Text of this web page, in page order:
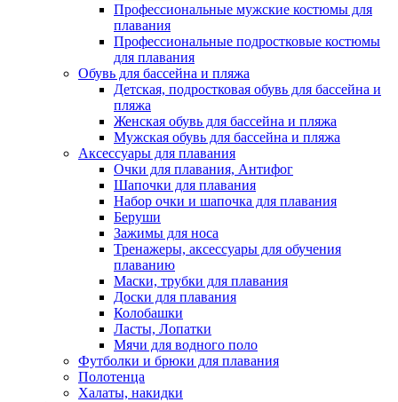
Профессиональные мужские костюмы для
плавания
Профессиональные подростковые костюмы
для плавания
Обувь для бассейна и пляжа
Детская, подростковая обувь для бассейна и
пляжа
Женская обувь для бассейна и пляжа
Мужская обувь для бассейна и пляжа
Аксессуары для плавания
Очки для плавания, Антифог
Шапочки для плавания
Набор очки и шапочка для плавания
Беруши
Зажимы для носа
Тренажеры, аксессуары для обучения
плаванию
Маски, трубки для плавания
Доски для плавания
Колобашки
Ласты, Лопатки
Мячи для водного поло
Футболки и брюки для плавания
Полотенца
Халаты, накидки